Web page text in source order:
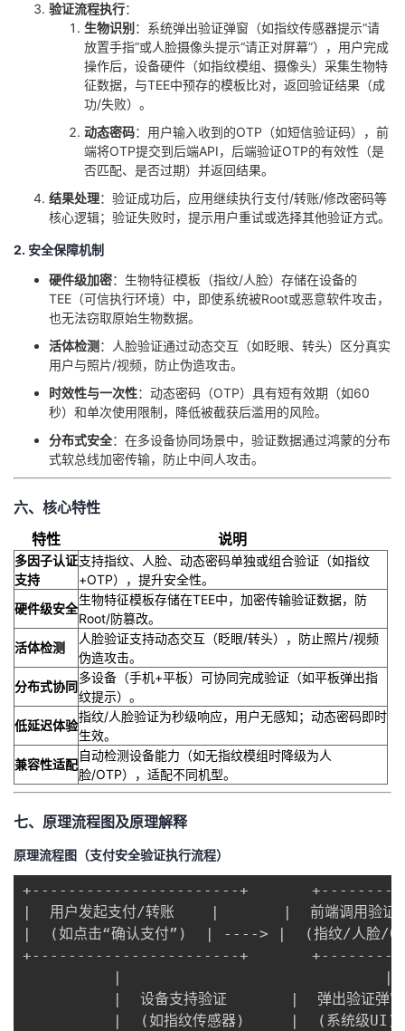
​验证流程执行​​：
​生物识别​ ​：系统弹出验证弹窗（如指纹传感器提示“请
放置手指”或人脸摄像头提示“请正对屏幕”），用户完成
操作后，设备硬件（如指纹模组、摄像头）采集生物特
征数据，与TEE中预存的模板比对，返回验证结果（成
功/失败）。
​动态密码​​：用户输入收到的OTP（如短信验证码），前
端将OTP提交到后端API，后端验证OTP的有效性（是
否匹配、是否过期）并返回结果。
​结果处理​​：验证成功后，应用继续执行支付/转账/修改密码等
核心逻辑；验证失败时，提示用户重试或选择其他验证方式。
2. 安全保障机制
​硬件级加密​​：生物特征模板（指纹/人脸）存储在设备的
TEE（可信执行环境）中，即使系统被Root或恶意软件攻击，
也无法窃取原始生物数据。
​活体检测​ ​：人脸验证通过动态交互（如眨眼、转头）区分真实
用户与照片/视频，防止伪造攻击。
​时效性与一次性​​：动态密码（OTP）具有短有效期（如60
秒）和单次使用限制，降低被截获后滥用的风险。
​分布式安全​​：在多设备协同场景中，验证数据通过鸿蒙的分布
式软总线加密传输，防止中间人攻击。
六、核心特性
特性
说明
​多因子认证
支持​
支持指纹、人脸、动态密码单独或组合验证（如指纹
+OTP），提升安全性。
​硬件级安全​
生物特征模板存储在TEE中，加密传输验证数据，防
Root/防篡改。
​活体检测​
人脸验证支持动态交互（眨眼/转头），防止照片/视频
伪造攻击。
​分布式协同​
多设备（手机+平板）可协同完成验证（如平板弹出指
纹提示）。
​低延迟体验​
指纹/人脸验证为秒级响应，用户无感知；动态密码即时
生效。
​兼容性适配​
自动检测设备能力（如无指纹模组时降级为人
脸/OTP），适配不同机型。
七、原理流程图及原理解释
原理流程图（支付安全验证执行流程）
+-----------------------+
|  用户发起支付/转账    |       |  前端调用
|  (如点击“确认支付”)  | ----> |  (指纹/人
+-----------------------+
|                             |
|  设备支持验证       |  弹出验证弹
|  (如指纹传感器)     |  (系统级